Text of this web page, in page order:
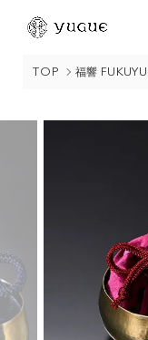
TOP 福響